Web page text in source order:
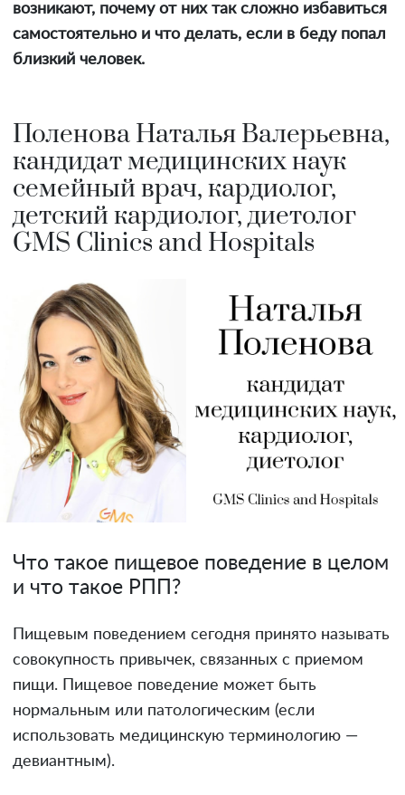
возникают, почему от них так сложно избавиться
самостоятельно и что делать, если в беду попал
близкий человек.
Поленова Наталья Валерьевна,
кандидат медицинских наук
семейный врач, кардиолог,
детский кардиолог, диетолог
GMS Clinics and Hospitals
Что такое пищевое поведение в целом
и что такое РПП?
Пищевым поведением сегодня принято называть
совокупность привычек, связанных с приемом
пищи. Пищевое поведение может быть
нормальным или патологическим (если
использовать медицинскую терминологию —
девиантным).